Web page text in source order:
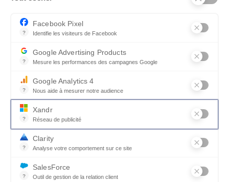
?
Facebook Pixel
Identifie les visiteurs de Facebook
?
Google Advertising Products
Mesure les performances des campagnes Google
?
Google Analytics 4
Nous aide à mesurer notre audience
Essentiel pour la gestion du site web, il permet de mesurer des
?
Xandr
Réseau de publicité
Xandr exploite une plateforme en ligne, Community, pour l'achat
?
Clarity
Analyse votre comportement sur ce site
?
SalesForce
Outil de gestion de la relation client
CONSEILS
CGV & POLICY